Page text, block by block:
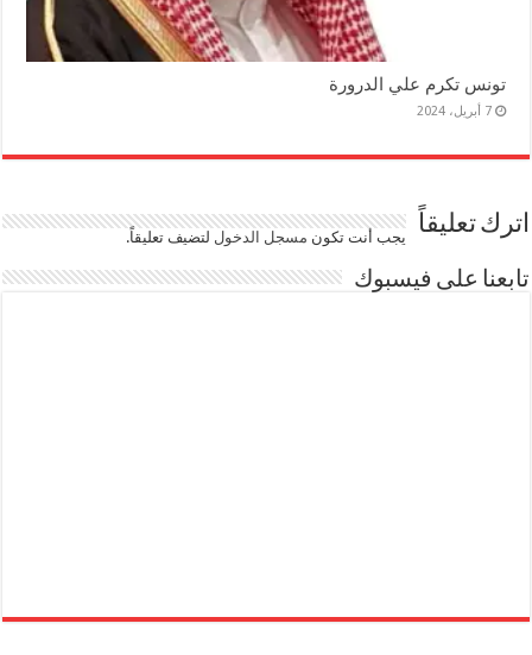
تونس تكرم علي الدرورة
7 أبريل، 2024
اترك تعليقاً يجب أنت تكون مسجل الدخوللتضيف تعليقاً.
تابعنا على فيسبوك